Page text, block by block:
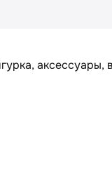
аксессуары,